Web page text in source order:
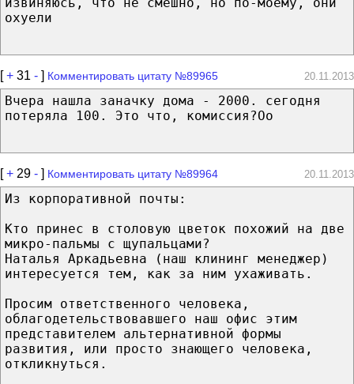
охуели
[+ 31 - ] Комментировать цитату №89965 20.11.2013
Вчера нашла заначку дома - 2000. сегодня
потеряла 100. Это что, комиссия?Оо
[+ 29 - ] Комментировать цитату №89964 20.11.2013
Из корпоративной почты:
Кто принес в столовую цветок похожий на две
микро-пальмы с щупальцами?
Наталья Аркадьевна (наш клининг менеджер)
интересуется тем, как за ним ухаживать.
Просим ответственного человека,
облагодетельствовавшего наш офис этим
представителем альтернативной формы
развития, или просто знающего человека,
откликнуться.